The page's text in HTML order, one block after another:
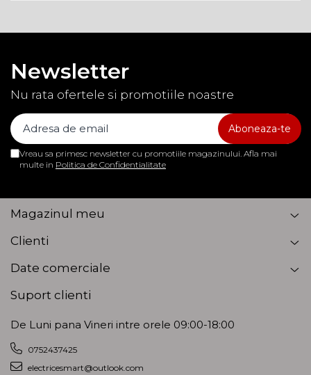
Newsletter
Nu rata ofertele si promotiile noastre
Vreau sa primesc newsletter cu promotiile magazinului. Afla mai
multe in Politica de Confidentialitate
Magazinul meu
Clienti
Date comerciale
Suport clienti
De Luni pana Vineri intre orele 09:00-18:00
0752437425
electricesmart@outlook.com